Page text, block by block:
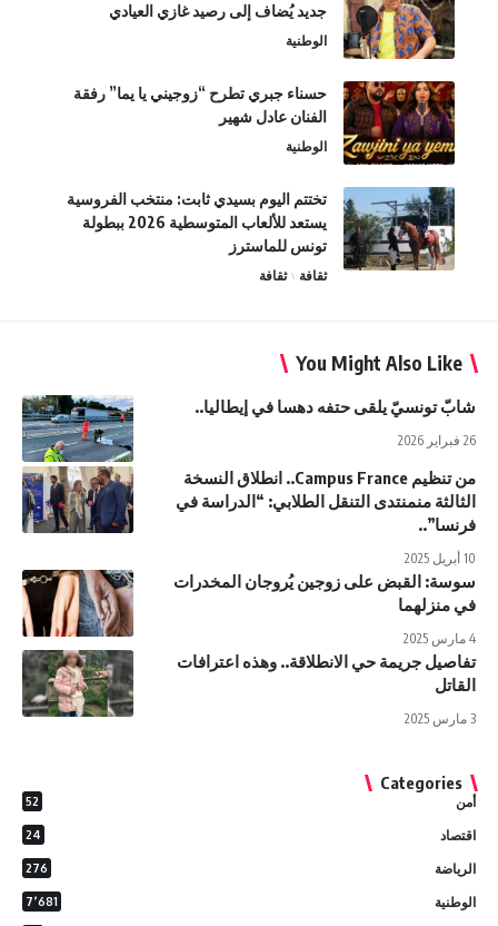
جديد يُضاف إلى رصيد غازي العيادي
الوطنية
حسناء جبري تطرح “زوجيني يا يما” رفقة
الفنان عادل شهير
الوطنية
تختتم اليوم بسيدي ثابت: منتخب الفروسية
يستعد للألعاب المتوسطية 2026 ببطولة
تونس للماسترز
ثقافة ثقافة
You Might Also Like
شابّ تونسيّ يلقى حتفه دهسا في إيطاليا..
26 فبراير 2026
من تنظيم Campus France.. انطلاق النسخة
الثالثة منمنتدى التنقل الطلابي: “الدراسة في
فرنسا”..
سوسة: القبض على زوجين يُروجان المخدرات
في منزلهما
تفاصيل جريمة حي الانطلاقة.. وهذه اعترافات
القاتل
Categories
أمن 52
اقتصاد 24
الرياضة 276
الوطنية 7٬681